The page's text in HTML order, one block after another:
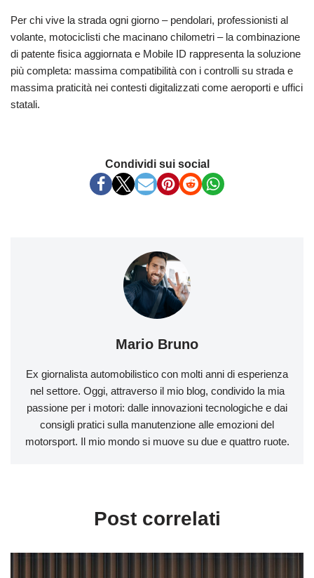
Per chi vive la strada ogni giorno – pendolari, professionisti al
volante, motociclisti che macinano chilometri – la combinazione
di patente fisica aggiornata e Mobile ID rappresenta la soluzione
più completa: massima compatibilità con i controlli su strada e
massima praticità nei contesti digitalizzati come aeroporti e uffici
statali.
Condividi sui social
Mario Bruno
Ex giornalista automobilistico con molti anni di esperienza
nel settore. Oggi, attraverso il mio blog, condivido la mia
passione per i motori: dalle innovazioni tecnologiche e dai
consigli pratici sulla manutenzione alle emozioni del
motorsport. Il mio mondo si muove su due e quattro ruote.
Post correlati